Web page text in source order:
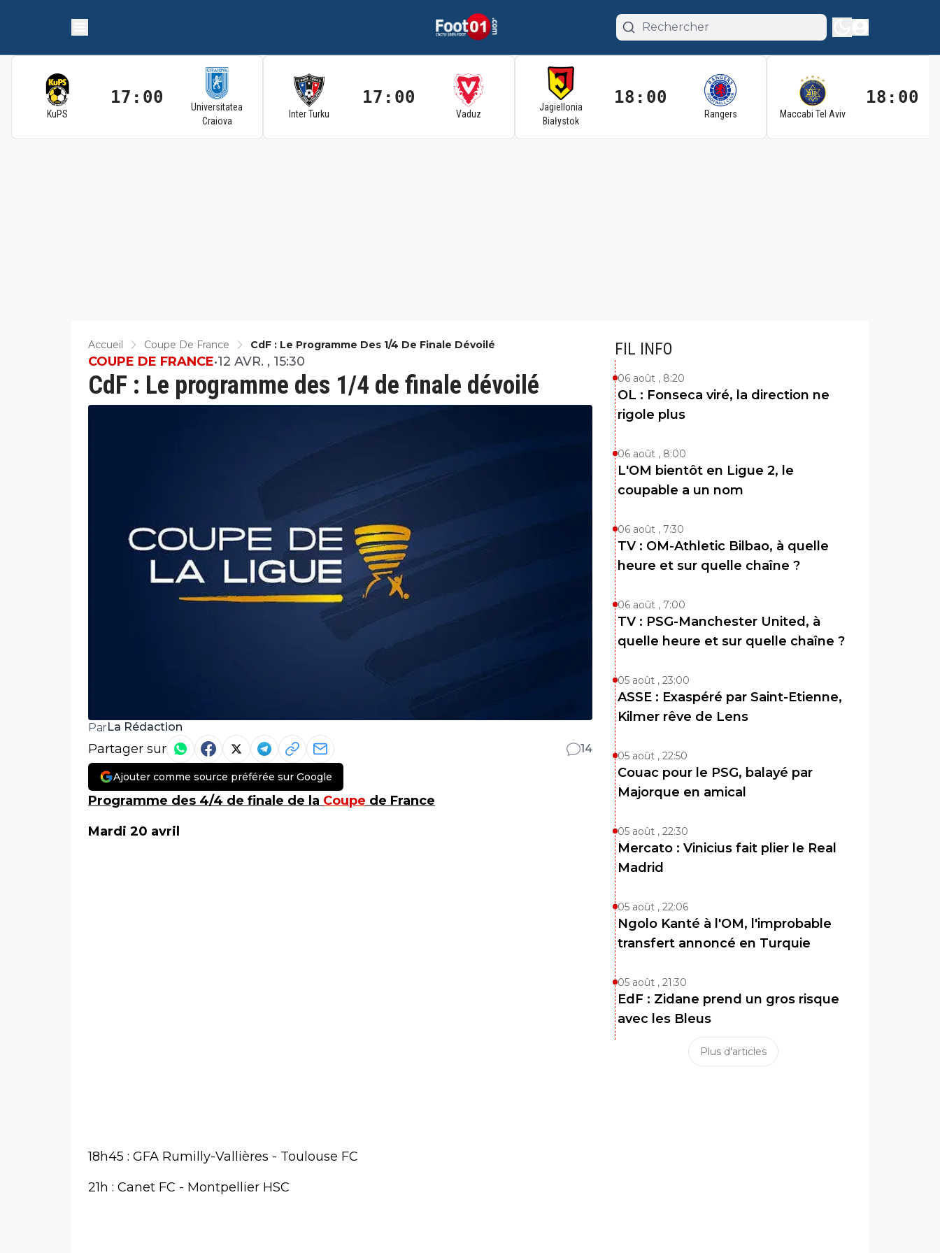
KuPS
17:00
Universitatea
Craiova
Inter Turku
17:00
Vaduz
Jagiellonia
Białystok
18:00
Rangers Maccabi Tel Aviv
18:00
Accueil Coupe De France CdF : Le Programme Des 1/4 De Finale Dévoilé
CdF : Le programme des 1/4 de finale dévoilé
COUPE DE FRANCE•12 AVR. , 15:30
ParLa Rédaction
Partager sur 14
Ajouter comme source préférée sur Google
Programme des 4/4 de finale de la Coupe de France
Mardi 20 avril
18h45 : GFA Rumilly-Vallières - Toulouse FC
21h : Canet FC - Montpellier HSC
FIL INFO
06 août , 8:20
OL : Fonseca viré, la direction ne
rigole plus
06 août , 8:00
L'OM bientôt en Ligue 2, le
coupable a un nom
06 août , 7:30
TV : OM-Athletic Bilbao, à quelle
heure et sur quelle chaîne ?
06 août , 7:00
TV : PSG-Manchester United, à
quelle heure et sur quelle chaîne ?
05 août , 23:00
ASSE : Exaspéré par Saint-Etienne,
Kilmer rêve de Lens
05 août , 22:50
Couac pour le PSG, balayé par
Majorque en amical
05 août , 22:30
Mercato : Vinicius fait plier le Real
Madrid
05 août , 22:06
Ngolo Kanté à l'OM, l'improbable
transfert annoncé en Turquie
05 août , 21:30
EdF : Zidane prend un gros risque
avec les Bleus
Plus d'articles